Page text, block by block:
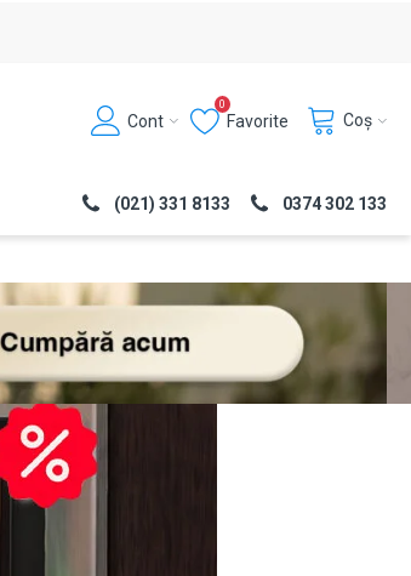
Cont
0
Favorite Coș
(021) 331 8133 0374 302 133